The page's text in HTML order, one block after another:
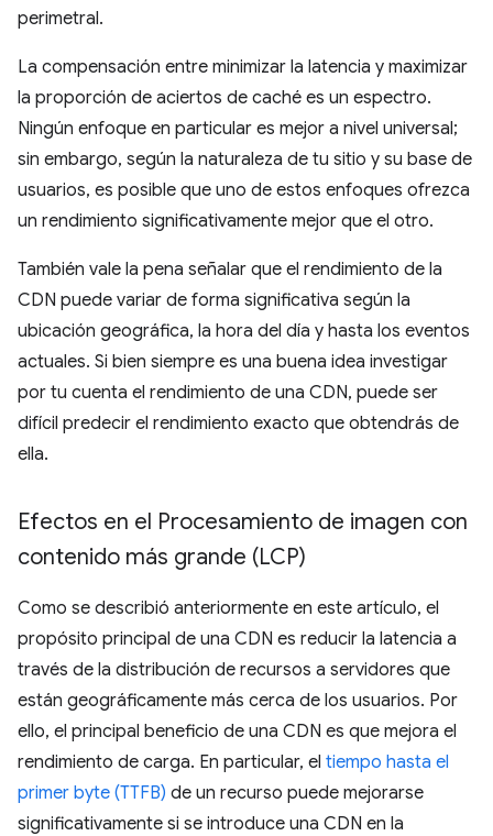
perimetral.
La compensación entre minimizar la latencia y maximizar
la proporción de aciertos de caché es un espectro.
Ningún enfoque en particular es mejor a nivel universal;
sin embargo, según la naturaleza de tu sitio y su base de
usuarios, es posible que uno de estos enfoques ofrezca
un rendimiento significativamente mejor que el otro.
También vale la pena señalar que el rendimiento de la
CDN puede variar de forma significativa según la
ubicación geográfica, la hora del día y hasta los eventos
actuales. Si bien siempre es una buena idea investigar
por tu cuenta el rendimiento de una CDN, puede ser
difícil predecir el rendimiento exacto que obtendrás de
ella.
Efectos en el Procesamiento de imagen con
contenido más grande (LCP)
Como se describió anteriormente en este artículo, el
propósito principal de una CDN es reducir la latencia a
través de la distribución de recursos a servidores que
están geográficamente más cerca de los usuarios. Por
ello, el principal beneficio de una CDN es que mejora el
rendimiento de carga. En particular, el tiempo hasta el
primer byte (TTFB) de un recurso puede mejorarse
significativamente si se introduce una CDN en la